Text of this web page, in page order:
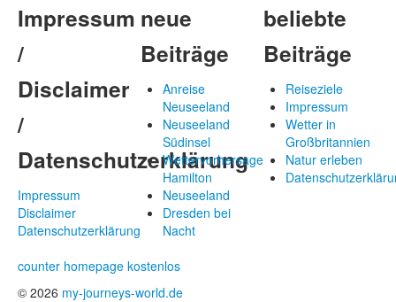
Impressum
/
Disclaimer
/
Datenschutzerklärung
Impressum
Disclaimer
Datenschutzerklärung
neue
Beiträge
Anreise
Neuseeland
Neuseeland
Südinsel
Wettervorhersage
Hamilton
Neuseeland
Dresden bei
Nacht
beliebte
Beiträge
Reiseziele
Impressum
Wetter in
Großbritannien
Natur erleben
counter homepage kostenlos
© 2026 my-journeys-world.de